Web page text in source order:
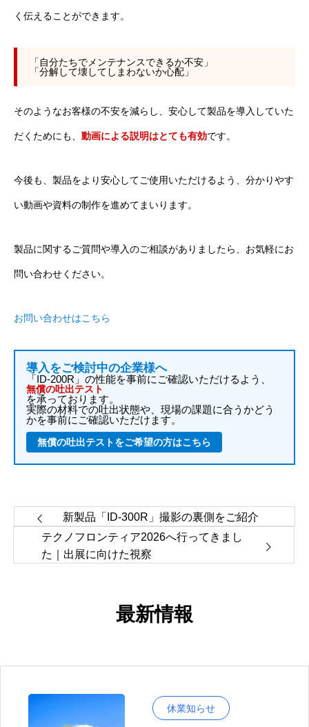
く伝えることができます。
「自分たちでメンテナンスできるか不安」
「分解して壊してしまわないか心配」
そのようなお客様の不安を減らし、安心して製品を導入していた
だくためにも、 動画による説明はとても有効です。
今後も、製品をより安心してご使用いただけるよう、分かりやす
い動画や資料の制作を進めてまいります。
製品に関するご質問や導入のご相談がありましたら、お気軽にお
問い合わせください。
お問い合わせはこちら
導入をご検討中の企業様へ
「ID-200R」の性能を事前にご確認いただけるよう、
無償の吐出テスト
を承っております。
実際の材料での吐出状態や、現場の課題に合うかどう
かを事前にご確認いただけます。
無償の吐出テストをご希望の方はこちら
新製品「ID-300R」撮影の裏側をご紹介
テクノフロンティア2026へ行ってきまし
た｜出展に向けた視察
最新情報
休業知らせ